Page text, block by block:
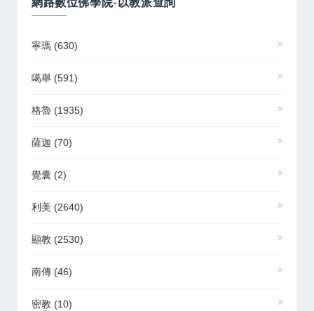
寧瑪 (630)
噶舉 (591)
格魯 (1935)
薩迦 (70)
覺囊 (2)
利美 (2640)
顯教 (2530)
南傳 (46)
密教 (10)